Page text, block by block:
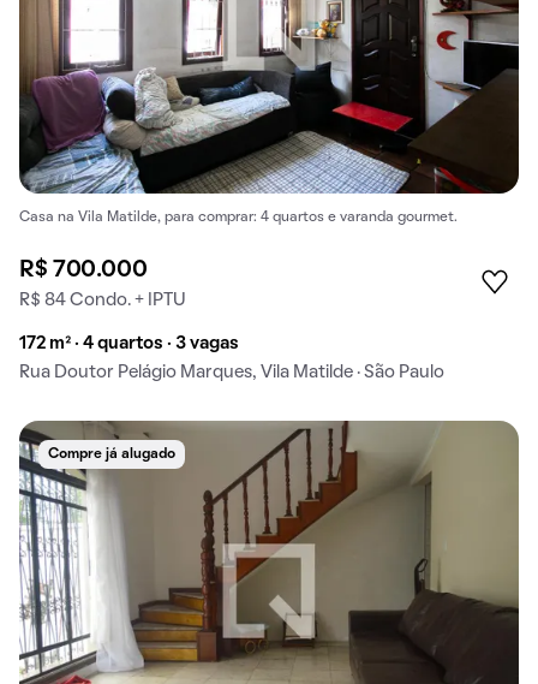
Casa na Vila Matilde, para comprar: 4 quartos e varanda gourmet.
R$ 700.000
R$ 84 Condo. + IPTU
172 m² · 4 quartos · 3 vagas
Rua Doutor Pelágio Marques, Vila Matilde · São Paulo
Compre já alugado